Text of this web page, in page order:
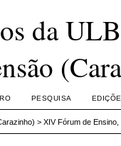
da
PESQUISA
> XIV Fórum de